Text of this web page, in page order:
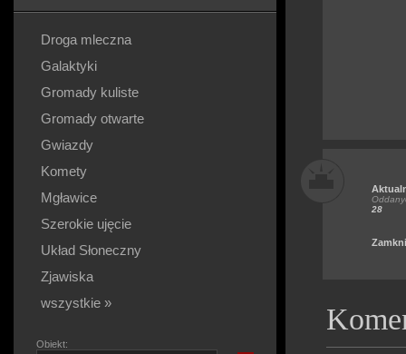
Droga mleczna
Galaktyki
Gromady kuliste
Gromady otwarte
Gwiazdy
Komety
Mgławice
Szerokie ujęcie
Układ Słoneczny
Zjawiska
wszystkie »
Obiekt:
28